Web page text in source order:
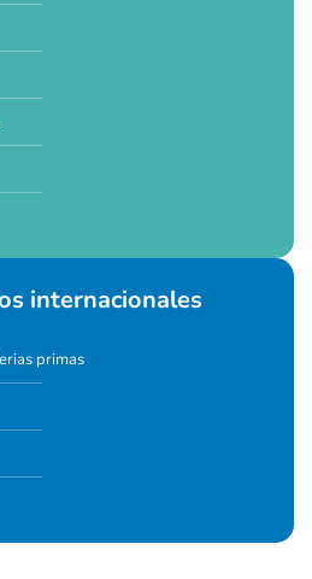
internacionales
primas